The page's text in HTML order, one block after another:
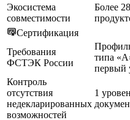
Экосистема
совместимости
Более
Сертификация
Требования
ФСТЭК России
типа
первый
Контроль
отсутствия
недекларированных
возможностей
1